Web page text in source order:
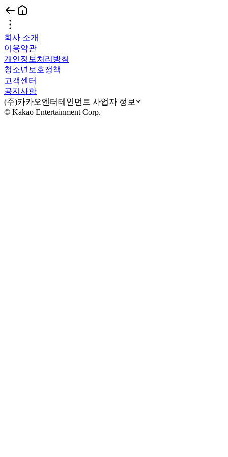
회사 소개
이용약관
개인정보처리방침
청소년보호정책
고객센터
공지사항
(주)카카오엔터테인먼트 사업자 정보
© Kakao Entertainment Corp.